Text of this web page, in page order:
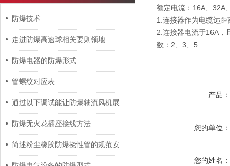
防爆技术
走进防爆高速球相关要则领地
防爆电器的防爆形式
管螺纹对应表
通过以下调试能让防爆轴流风机展现较好的工作状态
防爆无火花插座接线方法
简述粉尘橡胶防爆挠性管的规范安装方法
额定电流：16A、32A
1.连接器作为电缆远距
2.连接器电流于16A，
数：2、3、5
产品：
您的单位：
您的姓名：